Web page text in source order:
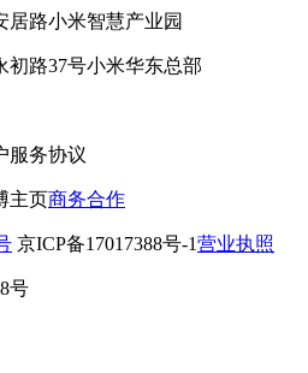
居路小米智慧产业园
初路37号小米华东总部
服务协议
主页商务合作
京ICP备17017388号-1营业执照
号